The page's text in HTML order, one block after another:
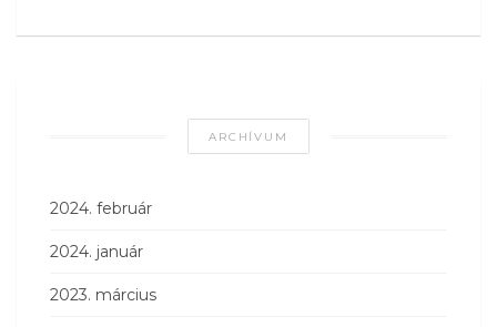
ARCHÍVUM
2024. február
2024. január
2023. március